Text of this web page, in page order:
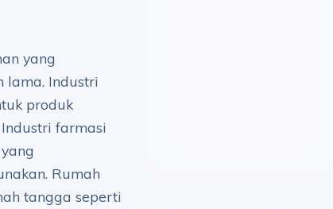
yang
lama. Industri
produk
farmasi
Rumah
tangga seperti